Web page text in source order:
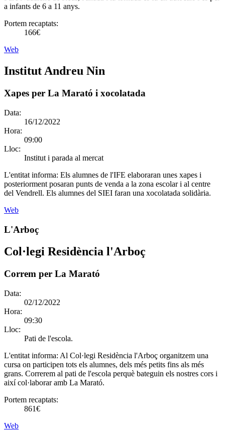
a infants de 6 a 11 anys.
Portem recaptats:
166€
Web
Institut Andreu Nin
Xapes per La Marató i xocolatada
Data:
16/12/2022
Hora:
09:00
Lloc:
Institut i parada al mercat
L'entitat informa: Els alumnes de l'IFE elaboraran unes xapes i
posteriorment posaran punts de venda a la zona escolar i al centre
del Vendrell. Els alumnes del SIEI faran una xocolatada solidària.
Web
L'Arboç
Col·legi Residència l'Arboç
Correm per La Marató
Data:
02/12/2022
Hora:
09:30
Lloc:
Pati de l'escola.
L'entitat informa: Al Col·legi Residència l'Arboç organitzem una
cursa on participen tots els alumnes, dels més petits fins als més
grans. Correrem al pati de l'escola perquè bateguin els nostres cors i
així col·laborar amb La Marató.
Portem recaptats:
861€
Web